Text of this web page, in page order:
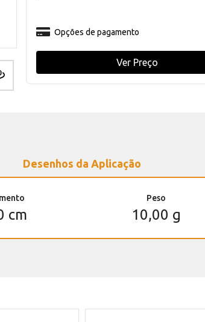
Opções de pagamento
Ver Preço
Desenhos da Aplicação
cm
Peso
10,00 g